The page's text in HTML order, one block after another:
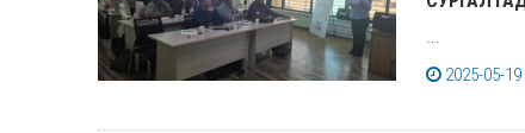
...
2025-05-19